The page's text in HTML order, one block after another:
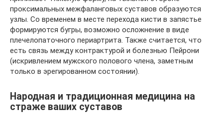
проксимальных межфаланговых суставов образуются
узлы. Со временем в месте перехода кисти в запястье
формируются бугры, возможно осложнение в виде
плечелопаточного периартрита. Также считается, что
есть связь между контрактурой и болезнью Пейрони
(искривлением мужского полового члена, заметным
только в эрегированном состоянии).
Народная и традиционная медицина на
страже ваших суставов